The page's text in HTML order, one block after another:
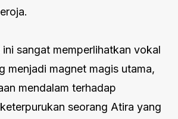
ini sangat memperlihatkan vokal
menjadi magnet magis utama,
mendalam terhadap
seorang Atira yang